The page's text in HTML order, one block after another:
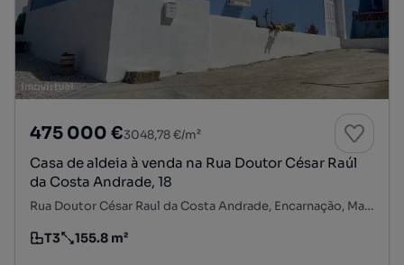
475 000 €3048,78 €/m²
Casa de aldeia à venda na Rua Doutor César Raúl
da Costa Andrade, 18
Rua Doutor César Raul da Costa Andrade, Encarnação, Mafra, Lisboa
Tipologia
T3
Preço por metro quadrado
155.8 m²